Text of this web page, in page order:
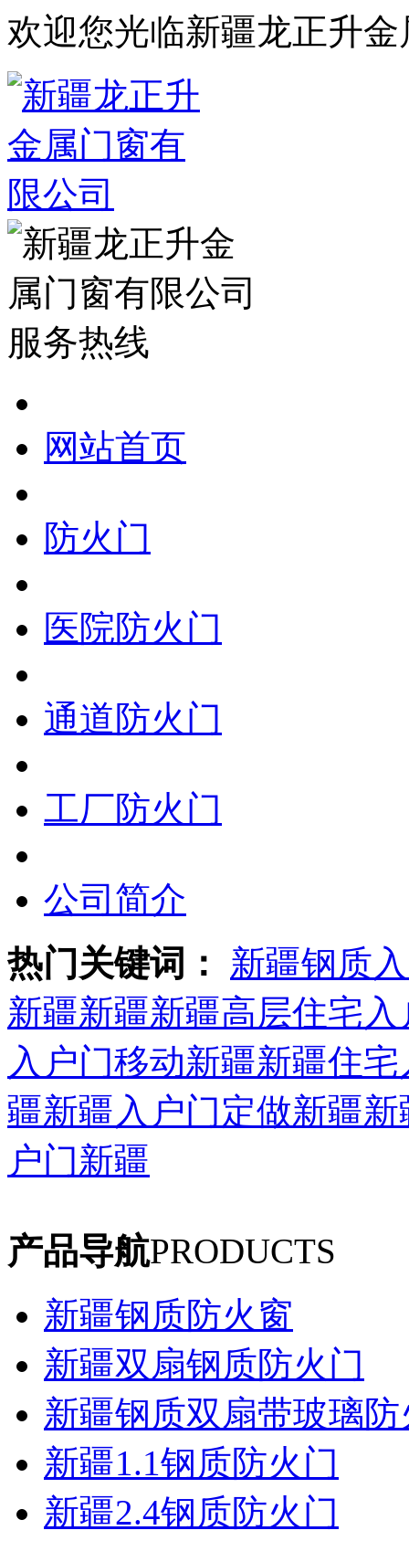
欢迎您光临新疆龙正升
网站首页
防火门
医院防火门
通道防火门
工厂防火门
公司简介
热门关键词：
新疆钢质
新疆新疆新疆高层住宅入
入户门移动新疆新疆住
疆新疆入户门定做新疆新
户门新疆
产品导航PRODUCTS
新疆钢质防火窗
新疆双扇钢质防火门
新疆钢质双扇带玻璃防
新疆1.1钢质防火门
新疆2.4钢质防火门